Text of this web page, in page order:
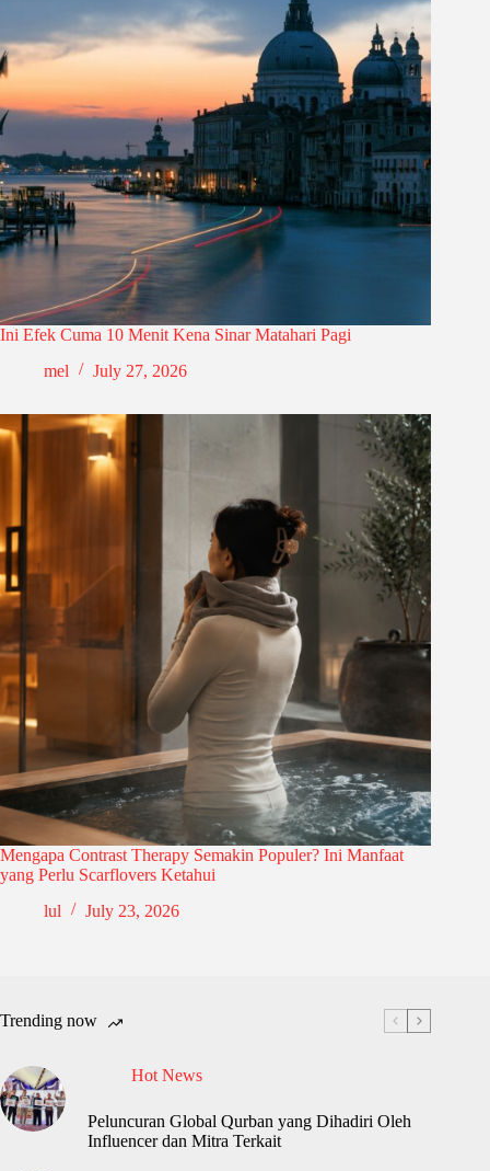
Ini Efek Cuma 10 Menit Kena Sinar Matahari Pagi
mel
July 27, 2026
Mengapa Contrast Therapy Semakin Populer? Ini Manfaat
yang Perlu Scarflovers Ketahui
lul
July 23, 2026
Trending now
Hot News
Peluncuran Global Qurban yang Dihadiri Oleh
Influencer dan Mitra Terkait